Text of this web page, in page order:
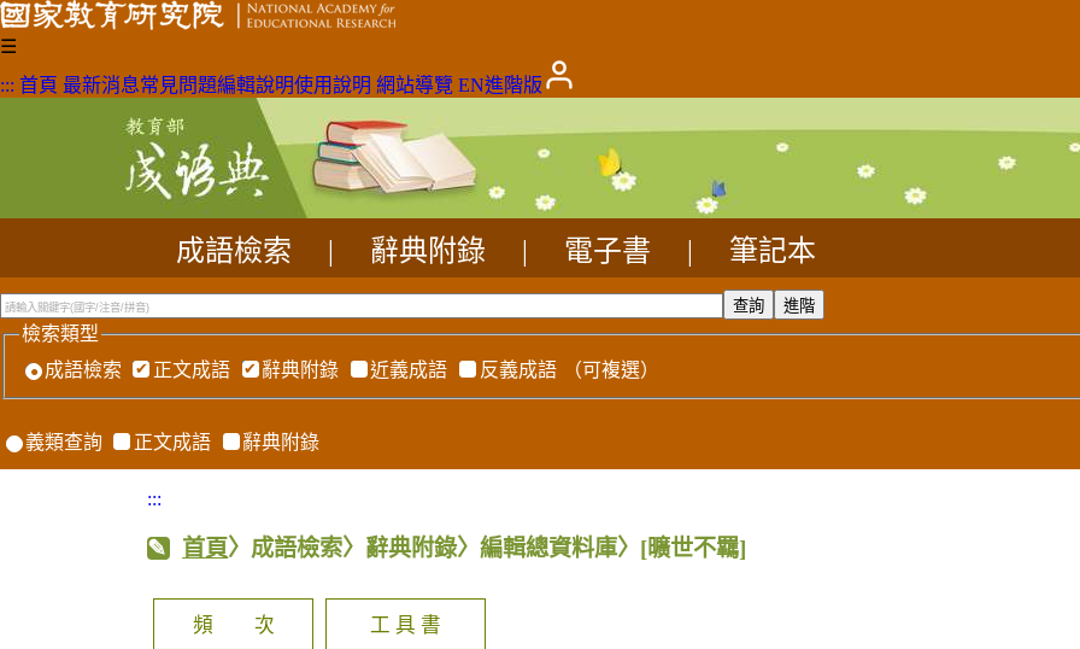
☰
::: 首頁 最新消息常見問題編輯說明使用說明 網站導覽 EN進階版
成語檢索 辭典附錄 電子書 筆記本
檢索類型
成語檢索
正文成語 辭典附錄 近義成語 反義成語 （可複選）
義類查詢 正文成語 辭典附錄
:::
首頁〉成語檢索〉辭典附錄〉編輯總資料庫〉 [曠世不羈]
頻 次 工 具 書